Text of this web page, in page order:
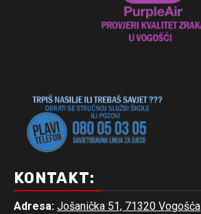
KONTAKT:
Adresa: Jošanička 51, 71320 Vogošća